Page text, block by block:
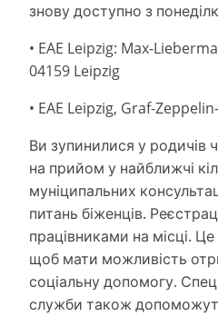
знову доступно з
• EAE Leipzig: Max-
04159 Leipzig
• EAE Leipzig, Graf-
Ви зупинилися у родичів
на прийом у найближчі
муніципальних
питань біженців.
працівниками на місці.
щоб мати можливість
соціальну допомогу.
служби також